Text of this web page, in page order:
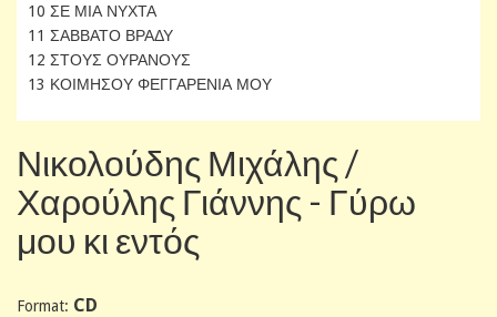
10 ΣΕ ΜΙΑ ΝΥΧΤΑ
11 ΣΑΒΒΑΤΟ ΒΡΑΔΥ
12 ΣΤΟΥΣ ΟΥΡΑΝΟΥΣ
13 ΚΟΙΜΗΣΟΥ ΦΕΓΓΑΡΕΝΙΑ ΜΟΥ
Νικολούδης Μιχάλης /
Χαρούλης Γιάννης - Γύρω
μου κι εντός
Format: CD